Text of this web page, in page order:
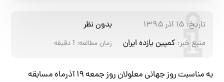
تاریخ: ۱۵ آذر ۱۳۹۵
بدون نظر
منبع خبر: کمپین یازده ایران زمان مطالعه: 1دقیقه
به مناسبت روز جهانی معلولان روز جمعه ۱۹ آذرماه مسابقه